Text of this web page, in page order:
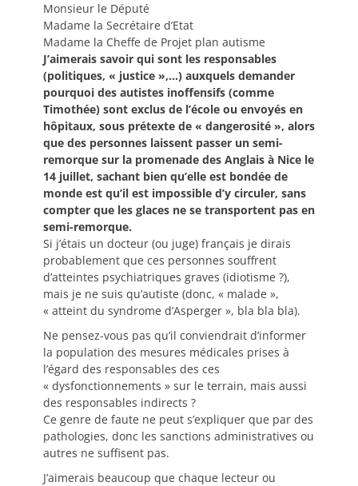
Monsieur le Député
Madame la Secrétaire d’Etat
Madame la Cheffe de Projet plan autisme
J’aimerais savoir qui sont les responsables
(politiques, « justice »,…) auxquels demander
pourquoi des autistes inoffensifs (comme
Timothée) sont exclus de l’école ou envoyés en
hôpitaux, sous prétexte de « dangerosité », alors
que des personnes laissent passer un semi-
remorque sur la promenade des Anglais à Nice le
14 juillet, sachant bien qu’elle est bondée de
monde est qu’il est impossible d’y circuler, sans
compter que les glaces ne se transportent pas en
semi-remorque.
Si j’étais un docteur (ou juge) français je dirais
probablement que ces personnes souffrent
d’atteintes psychiatriques graves (idiotisme ?),
mais je ne suis qu’autiste (donc, « malade »,
« atteint du syndrome d’Asperger », bla bla bla).
Ne pensez-vous pas qu’il conviendrait d’informer
la population des mesures médicales prises à
l’égard des responsables des ces
« dysfonctionnements » sur le terrain, mais aussi
des responsables indirects ?
Ce genre de faute ne peut s’expliquer que par des
pathologies, donc les sanctions administratives ou
autres ne suffisent pas.
J’aimerais beaucoup que chaque lecteur ou